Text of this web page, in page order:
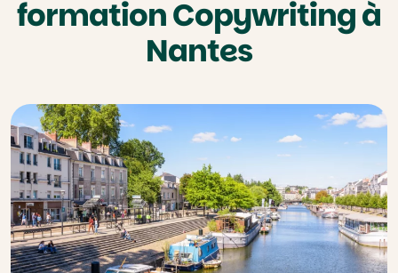
formation Copywriting à
Nantes